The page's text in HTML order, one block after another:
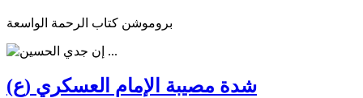
بروموشن كتاب الرحمة الواسعة
شدة مصيبة الإمام العسكري (ع)